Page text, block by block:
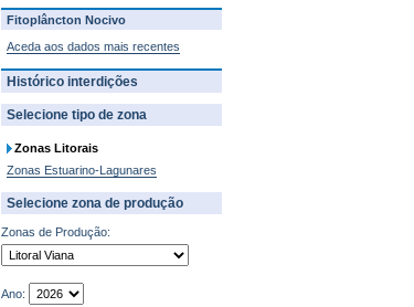
Fitoplâncton Nocivo
Aceda aos dados mais recentes
Histórico interdições
Selecione tipo de zona
Zonas Litorais
Zonas Estuarino-Lagunares
Selecione zona de produção
Zonas de Produção:
Ano: